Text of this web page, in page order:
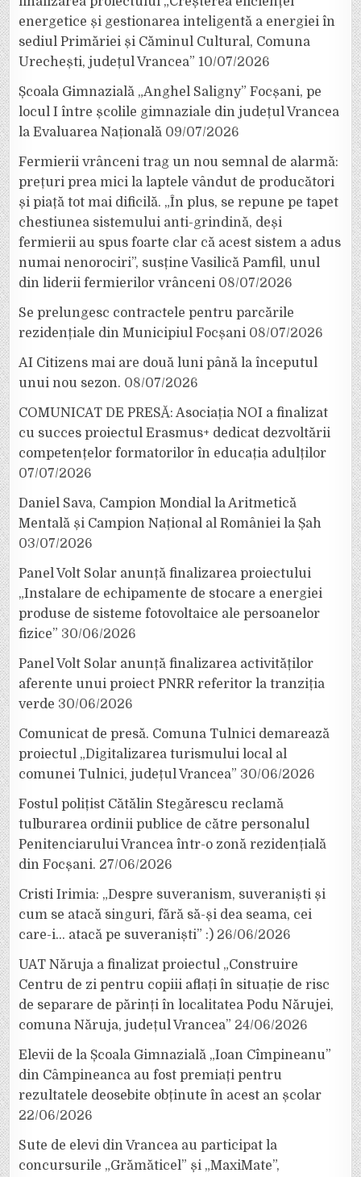
energetice și gestionarea inteligentă a energiei în
sediul Primăriei și Căminul Cultural, Comuna
Urechești, județul Vrancea” 10/07/2026
Școala Gimnazială „Anghel Saligny” Focșani, pe
locul I între școlile gimnaziale din județul Vrancea
la Evaluarea Națională 09/07/2026
Fermierii vrânceni trag un nou semnal de alarmă:
prețuri prea mici la laptele vândut de producători
și piață tot mai dificilă. „În plus, se repune pe tapet
chestiunea sistemului anti-grindină, deși
fermierii au spus foarte clar că acest sistem a adus
numai nenorociri”, susține Vasilică Pamfil, unul
din liderii fermierilor vrânceni 08/07/2026
Se prelungesc contractele pentru parcările
rezidențiale din Municipiul Focșani 08/07/2026
AI Citizens mai are două luni până la începutul
unui nou sezon. 08/07/2026
COMUNICAT DE PRESĂ: Asociația NOI a finalizat
cu succes proiectul Erasmus+ dedicat dezvoltării
competențelor formatorilor în educația adulților
07/07/2026
Daniel Sava, Campion Mondial la Aritmetică
Mentală și Campion Național al României la Șah
03/07/2026
Panel Volt Solar anunță finalizarea proiectului
„Instalare de echipamente de stocare a energiei
produse de sisteme fotovoltaice ale persoanelor
fizice” 30/06/2026
Panel Volt Solar anunță finalizarea activităților
aferente unui proiect PNRR referitor la tranziția
verde 30/06/2026
Comunicat de presă. Comuna Tulnici demarează
proiectul „Digitalizarea turismului local al
comunei Tulnici, județul Vrancea” 30/06/2026
Fostul polițist Cătălin Stegărescu reclamă
tulburarea ordinii publice de către personalul
Penitenciarului Vrancea într-o zonă rezidențială
din Focșani. 27/06/2026
Cristi Irimia: „Despre suveranism, suveraniști și
cum se atacă singuri, fără să-și dea seama, cei
care-i… atacă pe suveraniști” :) 26/06/2026
UAT Năruja a finalizat proiectul „Construire
Centru de zi pentru copiii aflați în situație de risc
de separare de părinți în localitatea Podu Nărujei,
comuna Năruja, județul Vrancea” 24/06/2026
Elevii de la Școala Gimnazială „Ioan Cîmpineanu”
din Câmpineanca au fost premiați pentru
rezultatele deosebite obținute în acest an școlar
22/06/2026
Sute de elevi din Vrancea au participat la
concursurile „Grămăticel” și „MaxiMate”,